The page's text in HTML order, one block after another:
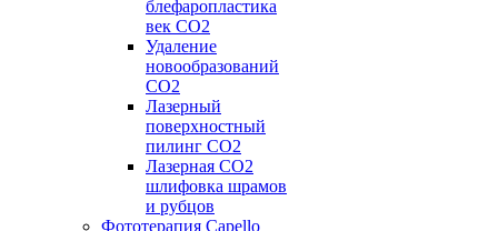
блефаропластика
век CO2
Удаление
новообразований
CO2
Лазерный
поверхностный
пилинг СО2
Лазерная CO2
шлифовка шрамов
и рубцов
Фототерапия Capello